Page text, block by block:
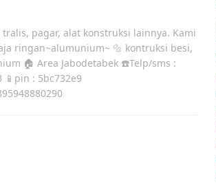
pagar, alat konstruksi lainnya. Kami
ringan~alumunium~ 🔩 kontruksi besi,
🏠 Area Jabodetabek ☎️Telp/sms :
📱pin : 5bc732e9